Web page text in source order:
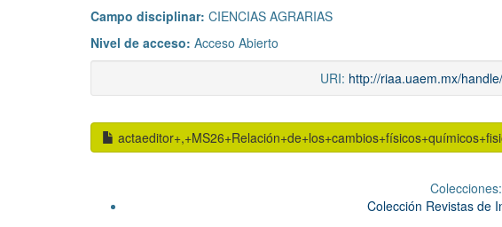
Campo disciplinar: CIENCIAS AGRARIAS
Nivel de acceso: Acceso Abierto
URI: http://riaa.uaem.mx/
Colecciones:
Colección Revistas de